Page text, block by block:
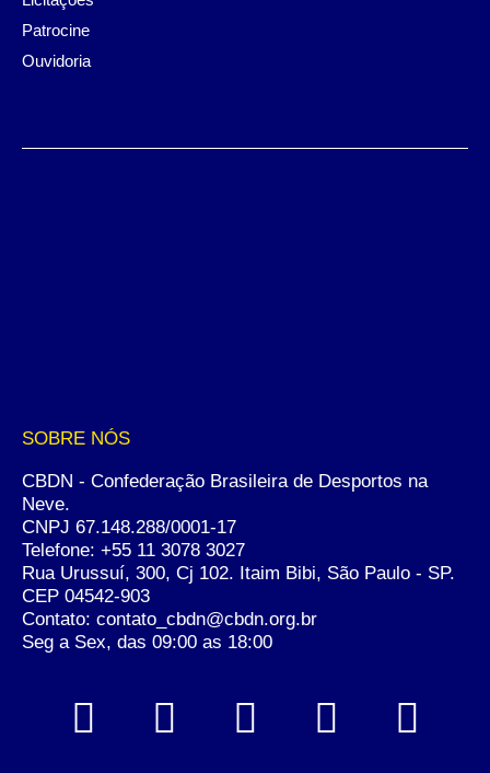
Patrocine
Ouvidoria
SOBRE NÓS
CBDN - Confederação Brasileira de Desportos na
Neve.
CNPJ 67.148.288/0001-17
Telefone: +55 11 3078 3027
Rua Urussuí, 300, Cj 102. Itaim Bibi, São Paulo - SP.
CEP 04542-903
Contato: contato_cbdn@cbdn.org.br
Seg a Sex, das 09:00 as 18:00